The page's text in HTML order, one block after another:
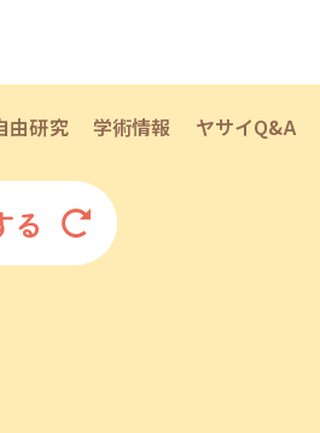
由研究 学術情報 ヤサイQ&A